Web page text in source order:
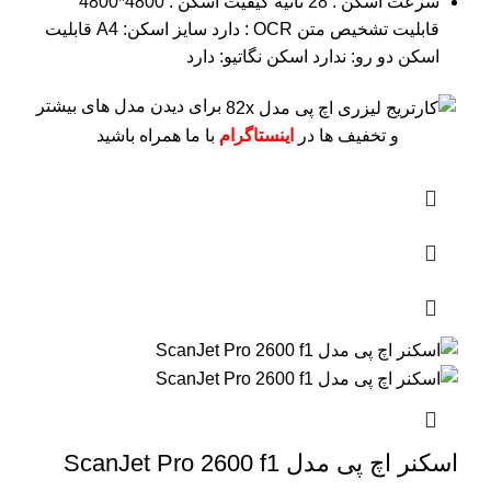
قابلیت تشخیص متن OCR : دارد
سایز اسکن: A4
قابلیت
اسکن دو رو: ندارد اسکن نگاتیو: دارد
برای دیدن مدل های بیشتر
و تخفیف ها در
اینستاگرام با ما همراه باشید
اسکنر اچ پی مدل ScanJet Pro 2600 f1